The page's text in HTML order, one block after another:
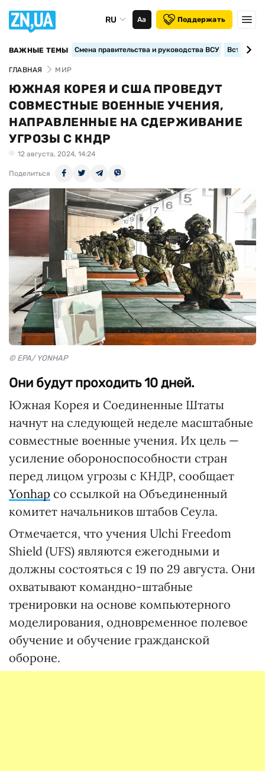
RU Аа Поддержать
ВАЖНЫЕ ТЕМЫ Смена правительства и руководства ВСУ
ГЛАВНАЯ МИР
ЮЖНАЯ КОРЕЯ И США ПРОВЕДУТ
СОВМЕСТНЫЕ ВОЕННЫЕ УЧЕНИЯ,
НАПРАВЛЕННЫЕ НА СДЕРЖИВАНИЕ
УГРОЗЫ С КНДР
12 августа, 2024, 14:24
Поделиться
© EPA/ YONHAP
Они будут проходить 10 дней.
Южная Корея и Соединенные Штаты
начнут на следующей неделе масштабные
совместные военные учения. Их цель —
усиление обороноспособности стран
перед лицом угрозы с КНДР, сообщает
Yonhap со ссылкой на Объединенный
комитет начальников штабов Сеула.
Отмечается, что учения Ulchi Freedom
Shield (UFS) являются ежегодными и
должны состояться с 19 по 29 августа. Они
охватывают командно-штабные
тренировки на основе компьютерного
моделирования, одновременное полевое
обучение и обучение гражданской
обороне.